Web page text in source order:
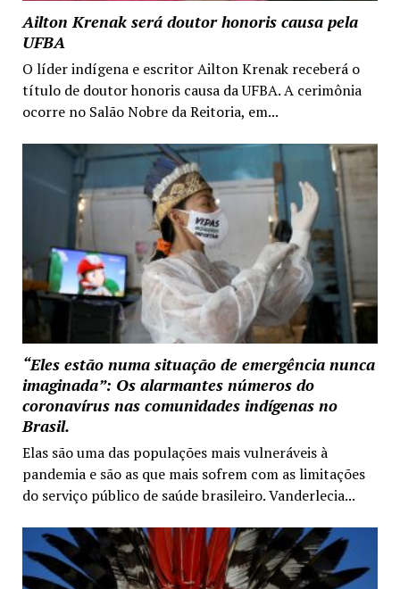
Ailton Krenak será doutor honoris causa pela
UFBA
O líder indígena e escritor Ailton Krenak receberá o
título de doutor honoris causa da UFBA. A cerimônia
ocorre no Salão Nobre da Reitoria, em...
“Eles estão numa situação de emergência nunca
imaginada”: Os alarmantes números do
coronavírus nas comunidades indígenas no
Brasil.
Elas são uma das populações mais vulneráveis à
pandemia e são as que mais sofrem com as limitações
do serviço público de saúde brasileiro. Vanderlecia...